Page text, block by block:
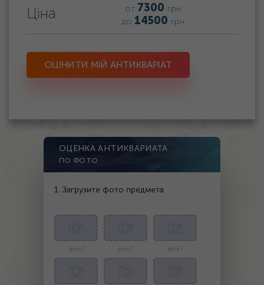
Ціна: от 7300 грн
до 14500 грн
ОЦІНИТИ МІЙ АНТИКВАРІАТ
ОЦЕНКА АНТИКВАРИАТА
ПО ФОТО
1. Загрузите фото предмета
фото 1 фото 2 фото 3